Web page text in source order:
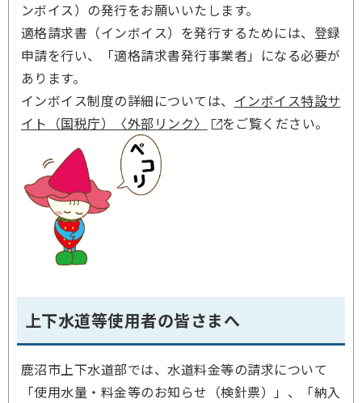
ンボイス）の発行をお願いいたします。
適格請求書（インボイス）を発行するためには、登録
申請を行い、「適格請求書発行事業者」になる必要が
あります。
インボイス制度の詳細については、 インボイス特設サ
イト（国税庁）〈外部リンク〉
をご覧ください。
上下水道等使用者の皆さまへ
鹿沼市上下水道部では、水道料金等の請求について
「使用水量・料金等のお知らせ（検針票）」、「納入